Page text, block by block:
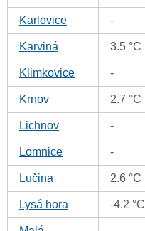
Karlovice -
Karviná 3.5 °C
Klimkovice -
Krnov 2.7 °C
Lichnov -
Lomnice -
Lučina 2.6 °C
Lysá hora -4.2 °C